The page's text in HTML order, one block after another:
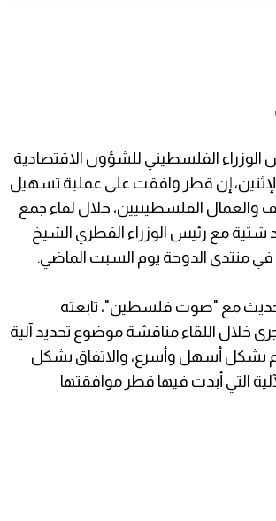
الفلسطيني للشؤون الاقتصادية
الإثنين، إن قطر وافقت على عملية تسهيل
والعمال الفلسطينيين، خلال لقاء جمع
شتية مع رئيس الوزراء القطري الشيخ
في منتدى الدوحة يوم السبت الماضي.
مع "صوت فلسطين"، تابعته
خلال اللقاء مناقشة موضوع تحديد آلية
بشكل أسهل وأسرع، والاتفاق بشكل
التي أبدت فيها قطر موافقتها